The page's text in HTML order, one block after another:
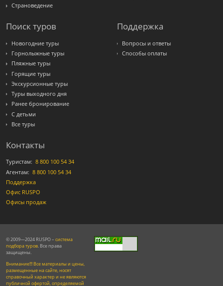
Страноведение
Поиск туров
Новогодние туры
Горнолыжные туры
Пляжные туры
Горящие туры
Экскурсионные туры
Туры выходного дня
Ранее бронирование
С детьми
Все туры
Поддержка
Вопросы и ответы
Способы оплаты
Контакты
Туристам: 8 800 100 54 34
Агентам: 8 800 100 54 34
Поддержка
Офис RUSPO
Офисы продаж
© 2009—2024 RUSPO – система
подбора туров. Все права
защищены.
Внимание!!! Все материалы и цены,
размещенные на сайте, носят
справочный характер и не являются
публичной офертой, определяемой